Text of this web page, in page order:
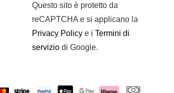
Questo sito è protetto da
reCAPTCHA e si applicano la
Privacy Policy e iTermini di
servizio di Google.